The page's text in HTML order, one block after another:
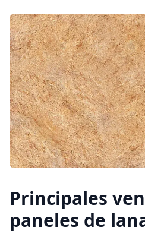
Principales
paneles de